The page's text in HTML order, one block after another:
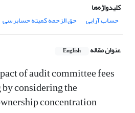
کلیدواژه‌ها
حساب آرایی
حق الزحمه کمیته حسابرسی
عنوان مقاله English
of audit committee fees
considering the
concentration